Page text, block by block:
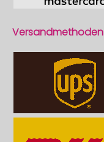
Versandmethoden